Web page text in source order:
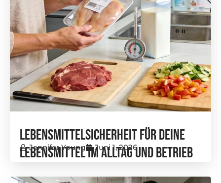
Lebensmittelsicherheit Für Deine
Lebensmittel Im Alltag Und Betrieb
Jennifer Young Juni 1, 2026